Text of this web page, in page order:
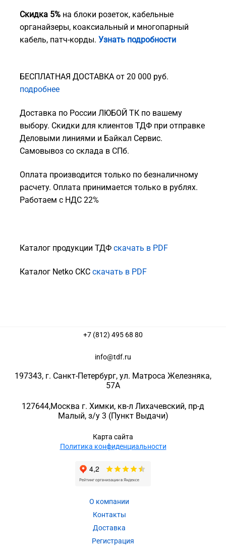
Скидка 5% на блоки розеток, кабельные
органайзеры, коаксиальный и многопарный
кабель, патч-корды. Узнать подробности
БЕСПЛАТНАЯ ДОСТАВКА от 20 000 руб.
подробнее
Доставка по России ЛЮБОЙ ТК по вашему
выбору. Скидки для клиентов ТДФ при отправке
Деловыми линиями и Байкал Сервис.
Самовывоз со склада в СПб.
Оплата производится только по безналичному
расчету. Оплата принимается только в рублях.
Работаем с НДС 22%
Каталог продукции ТДФ скачать в PDF
Каталог Netko СКС скачать в PDF
+7 (812) 495 68 80
info@tdf.ru
197343, г. Санкт-Петербург, ул. Матроса Железняка,
57A
127644,Москва г. Химки, кв-л Лихачевский, пр-д
Малый, з/у 3 (Пункт Выдачи)
Карта сайта
Политика конфиденциальности
О компании
Контакты
Доставка
Регистрация